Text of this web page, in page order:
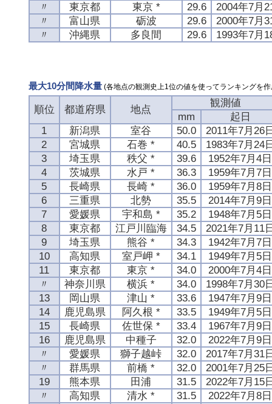
〃
東京都 東京 * 29.6
2004年7月
〃
富山県 砺波 29.6
2000年7月
〃
沖縄県 多良間 29.6 1993年7月
最大10分間降水量(各地点の観測史上1位の値を使ってランキングを作
順位 都道府県 地点
観測値
mm
起日
1
新潟県 室谷 50.0
2011年7月26
2
宮城県 石巻 * 40.5
1983年7月24
3
埼玉県 秩父 * 39.6
1952年7月4日
4
茨城県 水戸 * 36.3
1959年7月7日
5
長崎県 長崎 * 36.0
1959年7月8日
6
三重県 北勢 35.5
2014年7月9日
7
愛媛県 宇和島 * 35.2
1948年7月5日
8
東京都 江戸川臨海 34.5
2021年7月11
9
埼玉県 熊谷 * 34.3
1942年7月7日
10
高知県 室戸岬 * 34.1
1949年7月5日
11
東京都 東京 * 34.0
2000年7月4日
〃
神奈川県 横浜 * 34.0
1998年7月30
13
岡山県 津山 * 33.6
1947年7月9日
14
鹿児島県 阿久根 * 33.5
1949年7月5日
15
長崎県 佐世保 * 33.4
1967年7月9日
16
鹿児島県 中種子 32.0
2022年7月9日
〃
愛媛県 獅子越峠 32.0
2017年7月31
〃
群馬県 前橋 * 32.0
2001年7月25
19
熊本県 田浦 31.5
2022年7月15
〃
高知県 清水 * 31.5 2022年7月8日